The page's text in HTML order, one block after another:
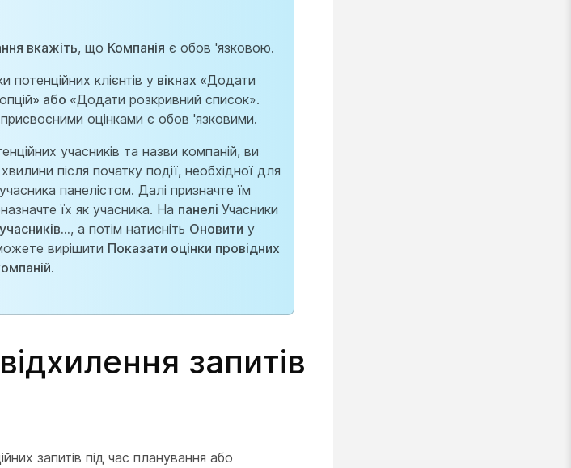
вкажіть, що Компанія є обов 'язковою.
потенційних клієнтів у вікнах «Додати
» або «Додати розкривний список».
оцінками є обов 'язковими.
учасників та назви компаній, ви
після початку події, необхідної для
панелістом. Далі призначте їм
їх як учасника. На панелі Учасники
, а потім натисніть Оновити у
вирішити Показати оцінки провідних
.
запитів
запитів під час планування або